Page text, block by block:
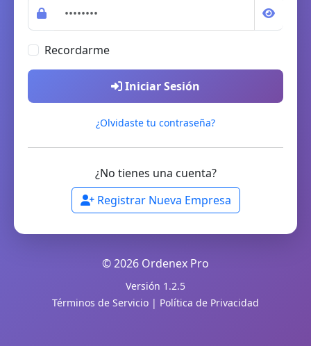
Recordarme
Iniciar Sesión
¿Olvidaste tu contraseña?
¿No tienes una cuenta?
Registrar Nueva Empresa
© 2026 Ordenex Pro
Versión 1.2.5
Términos de Servicio | Política de Privacidad